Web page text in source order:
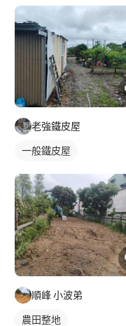
老強鐵皮屋
一般鐵皮屋
順峰 小波弟
農田整地